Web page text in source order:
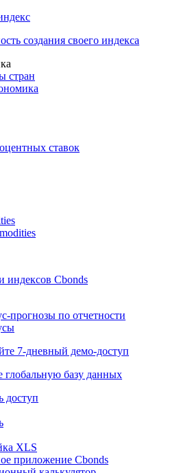
создания своего индекса
стран
ставок
индексов Cbonds
прогнозы по отчетности
7-дневный демо-доступ
глобальную базу данных
доступ
XLS
приложение Cbonds